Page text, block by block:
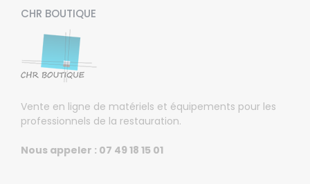
CHR BOUTIQUE
Vente en ligne de matériels et équipements pour les
professionnels de la restauration.
Nous appeler : 07 49 18 15 01